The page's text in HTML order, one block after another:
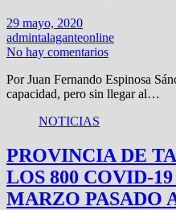
29 mayo, 2020
admintalaganteonline
No hay comentarios
Por Juan Fernando Espinosa
capacidad, pero sin llegar al…
NOTICIAS
PROVINCIA DE
LOS 800 COVID-
MARZO PASADO